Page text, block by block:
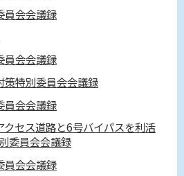
会会議録
会会議録
特別委員会会議録
会会議録
セス道路と6号バイパスを利活
委員会会議録
会会議録